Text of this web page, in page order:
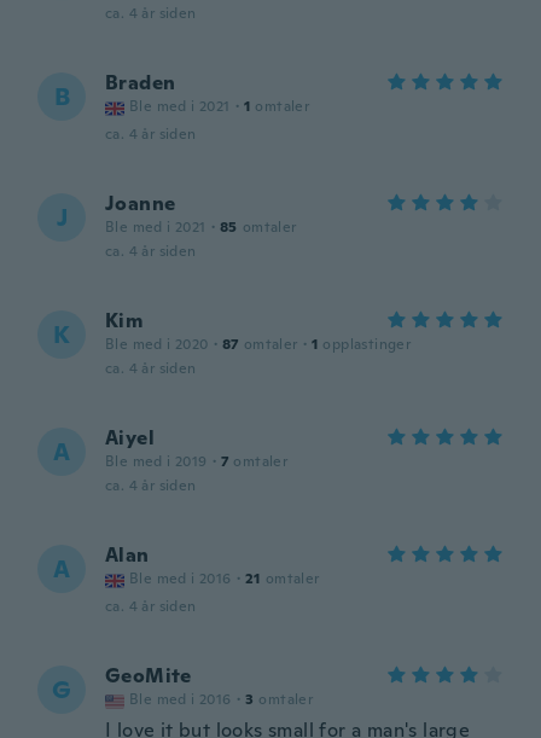
ca. 4 år siden
B Braden
Ble med i 2021 · 1 omtaler
ca. 4 år siden
J Joanne
Ble med i 2021 · 85 omtaler
ca. 4 år siden
K Kim
Ble med i 2020 · 87 omtaler · 1 opplastinger
ca. 4 år siden
A Aiyel
Ble med i 2019 · 7 omtaler
ca. 4 år siden
A Alan
Ble med i 2016 · 21 omtaler
ca. 4 år siden
G GeoMite
Ble med i 2016 · 3 omtaler
I love it but looks small for a man's large